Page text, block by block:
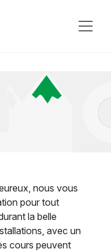
nous vous
pour tout
la belle
avec un
cours peuvent